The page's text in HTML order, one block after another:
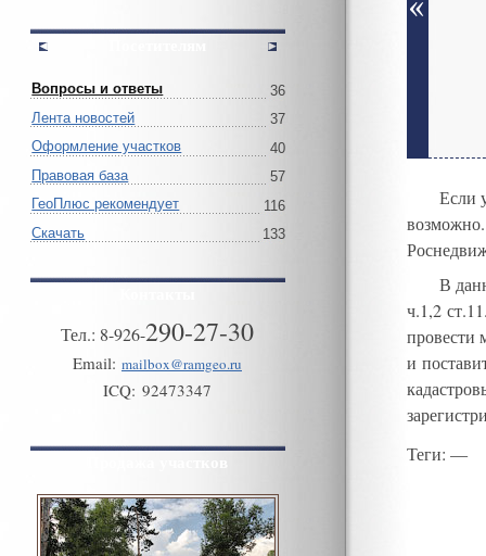
Вопросы и ответы
36
Лента новостей
37
Оформление участков
40
Правовая база
57
ГеоПлюс рекомендует
116
Скачать
133
Тел.: 8-926-290-27-30
Email: mailbox@ramgeo.ru
ICQ: 92473347
Если
возможно.
В
ч.1,2
провести
и
Теги: —